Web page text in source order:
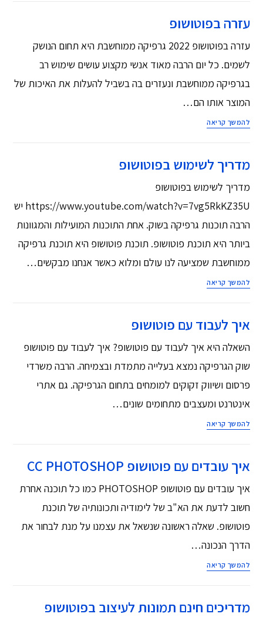
עזרה בפוטושופ
עזרה בפוטושופ 2022 גרפיקה ממוחשבת היא תחום הנושק
לשמים. כל יום הרבה מאוד אנשי מקצוע עושים שימוש רב
בגרפיקה ממוחשבת ונעזרים בה בשביל להעלות את האיכות של
המוצר אותו הם…
להמשך קריאה
מדריך לשימוש בפוטושופ
מדריך לשימוש בפוטושופ
https://www.youtube.com/watch?v=7vg5RkKZ35U יש
הרבה תוכנות גרפיקה בשוק. אחת התוכנות המועילות והמגוונות
ביותר היא תוכנת פוטושופ. תוכנת פוטושופ היא תוכנת גרפיקה
ממוחשבת שמציעה לנו עולם ומלוא כאשר אנחנו מבקשים…
להמשך קריאה
איך לעבוד עם פוטושופ
השאלה היא איך לעבוד עם פוטושופ? איך לעבוד עם פוטושופ
שוק הגרפיקה נמצא בעלייה מתמדת ובצמיחה. הרבה משרדי
פרסום ושיווק זקוקים למומחים בתחום הגרפיקה. גם אתרי
אינטרנט ומעצבים מתחומים שונים…
להמשך קריאה
איך עובדים עם פוטושופ CC PHOTOSHOP
איך עובדים עם פוטושופ PHOTOSHOP כמו כל תוכנה אחרת
חשוב לדעת את הא"ב של לימודיה ותכונותיה של תוכנת
פוטושופ. שאלה ראשונה שנשאל את עצמנו על מנת לבחור את
הדרך הנכונה…
להמשך קריאה
מדריכים חינם תמונות לעיצוב בפוטושופ